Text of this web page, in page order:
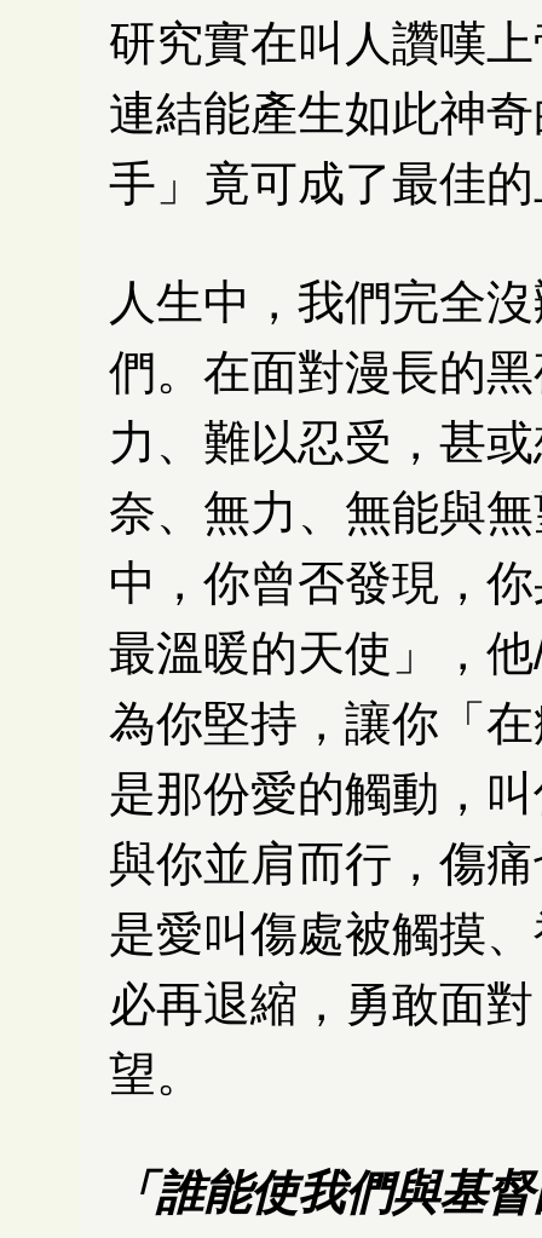
研究實在叫人讚嘆
連結能產生如此神
手」竟可成了最佳
人生中，我們完全
們。在面對漫長的
力、難以忍受，甚
奈、無力、無能與
中，你曾否發現，
最溫暖的天使」，
為你堅持，讓你「
是那份愛的觸動，
與你並肩而行，傷
是愛叫傷處被觸摸
必再退縮，勇敢面
望。
「誰能使我們與基